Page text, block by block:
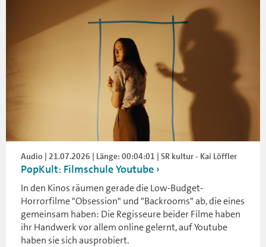
Audio | 21.07.2026 | Länge: 00:04:01 | SR kultur - Kai Löffler
PopKult: Filmschule Youtube
In den Kinos räumen gerade die Low-Budget-
Horrorfilme "Obsession" und "Backrooms" ab, die eines
gemeinsam haben: Die Regisseure beider Filme haben
ihr Handwerk vor allem online gelernt, auf Youtube
haben sie sich ausprobiert.